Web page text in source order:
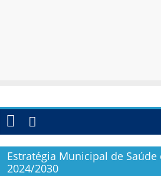
Estratégia Municipal de Saúde
2024/2030